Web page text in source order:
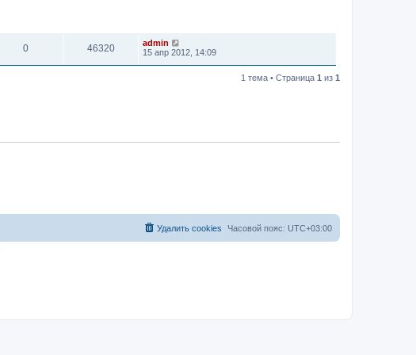
0 46320
admin
15 апр 2012, 14:09
1 тема • Страница 1 из 1
Часовой пояс: UTC+03:00
Удалить cookies